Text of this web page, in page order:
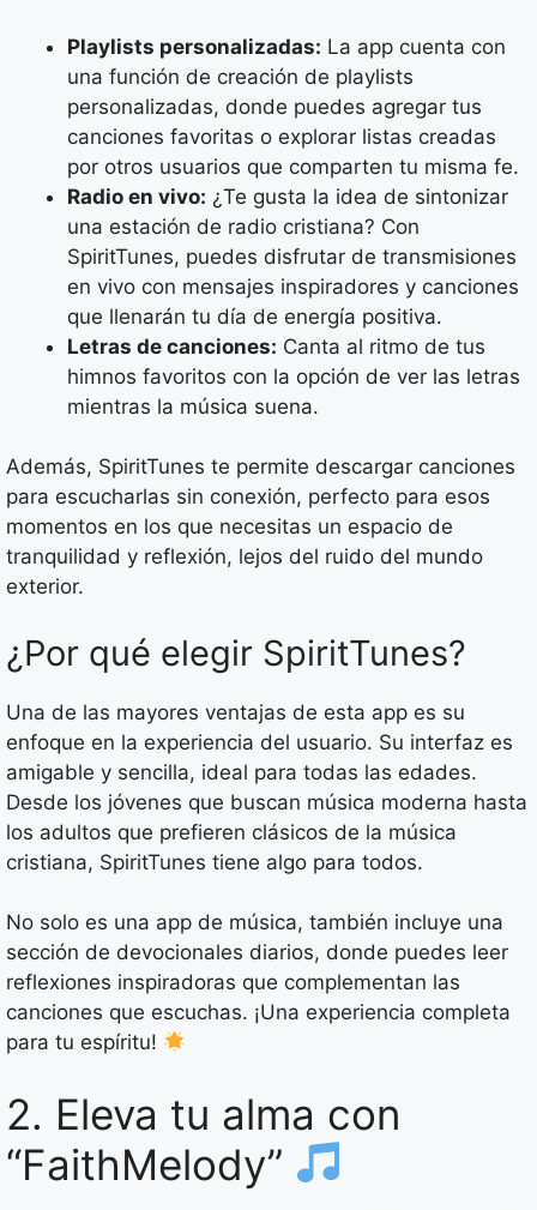
Playlists personalizadas: La app cuenta con
una función de creación de playlists
personalizadas, donde puedes agregar tus
canciones favoritas o explorar listas creadas
por otros usuarios que comparten tu misma fe.
Radio en vivo: ¿Te gusta la idea de sintonizar
una estación de radio cristiana? Con
SpiritTunes, puedes disfrutar de transmisiones
en vivo con mensajes inspiradores y canciones
que llenarán tu día de energía positiva.
Letras de canciones: Canta al ritmo de tus
himnos favoritos con la opción de ver las letras
mientras la música suena.
Además, SpiritTunes te permite descargar canciones
para escucharlas sin conexión, perfecto para esos
momentos en los que necesitas un espacio de
tranquilidad y reflexión, lejos del ruido del mundo
exterior.
¿Por qué elegir SpiritTunes?
Una de las mayores ventajas de esta app es su
enfoque en la experiencia del usuario. Su interfaz es
amigable y sencilla, ideal para todas las edades.
Desde los jóvenes que buscan música moderna hasta
los adultos que prefieren clásicos de la música
cristiana, SpiritTunes tiene algo para todos.
No solo es una app de música, también incluye una
sección de devocionales diarios, donde puedes leer
reflexiones inspiradoras que complementan las
canciones que escuchas. ¡Una experiencia completa
para tu espíritu!
2. Eleva tu alma con
“FaithMelody”